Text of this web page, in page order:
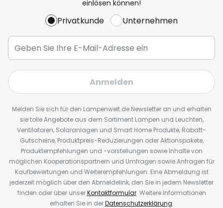
einlösen können!
Privatkunde Unternehmen
Anmelden
Melden Sie sich für den Lampenwelt.de Newsletter an und erhalten
sie tolle Angebote aus dem Sortiment Lampen und Leuchten,
Ventilatoren, Solaranlagen und Smart Home Produkte, Rabatt-
Gutscheine, Produktpreis-Reduzierungen oder Aktionspakete,
Produktempfehlungen und -vorstellungen sowie Inhalte von
möglichen Kooperationspartnern und Umfragen sowie Anfragen für
Kaufbewertungen und Weiterempfehlungen. Eine Abmeldung ist
jederzeit möglich über den Abmeldelink, den Sie in jedem Newsletter
finden oder über unserKontaktformular. Weitere Informationen
erhalten Sie in derDatenschutzerklärung.